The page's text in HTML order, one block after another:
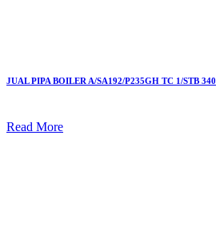
JUAL PIPA BOILER A/SA192/P235GH TC 1/STB 340
Read More